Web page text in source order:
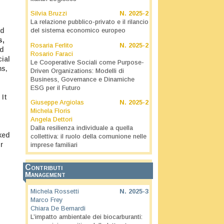
It
N. 2025-2
Silvia Bruzzi
La relazione pubblico-privato e il rilancio
del sistema economico europeo
N. 2025-2
Rosaria Ferlito
Rosario Faraci
Le Cooperative Sociali come Purpose-
Driven Organizations: Modelli di
Business, Governance e Dinamiche
ESG per il Futuro
N. 2025-2
Giuseppe Argiolas
Michela Floris
Angela Dettori
Dalla resilienza individuale a quella
collettiva: il ruolo della comunione nelle
imprese familiari
Contributi
Management
N. 2025-3
Michela Rossetti
Marco Frey
Chiara De Bernardi
L’impatto ambientale dei biocarburanti: